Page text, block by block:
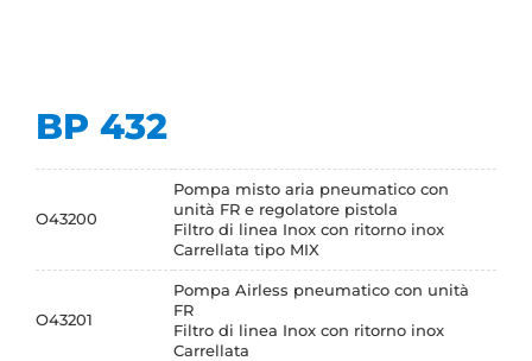
BP 432
O43200
Pompa misto aria pneumatico con
unità FR e regolatore pistola
Filtro di linea Inox con ritorno inox
Carrellata tipo MIX
O43201
Pompa Airless pneumatico con unità
FR
Filtro di linea Inox con ritorno inox
Carrellata